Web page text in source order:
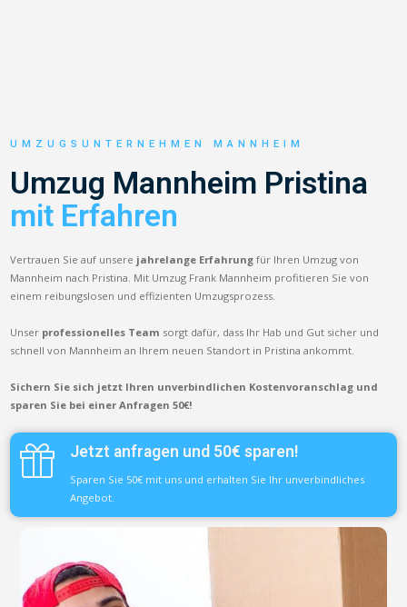
UMZUGSUNTERNEHMEN MANNHEIM
Umzug Mannheim Pristina
mit Erfahren
Vertrauen Sie auf unsere jahrelange Erfahrung für Ihren Umzug von
Mannheim nach Pristina. Mit Umzug Frank Mannheim profitieren Sie von
einem reibungslosen und effizienten Umzugsprozess.
Unser professionelles Team sorgt dafür, dass Ihr Hab und Gut sicher und
schnell von Mannheim an Ihrem neuen Standort in Pristina ankommt.
Sichern Sie sich jetzt Ihren unverbindlichen Kostenvoranschlag und
sparen Sie bei einer Anfragen 50€!
Jetzt anfragen und 50€ sparen!
Sparen Sie 50€ mit uns und erhalten Sie Ihr unverbindliches
Angebot.